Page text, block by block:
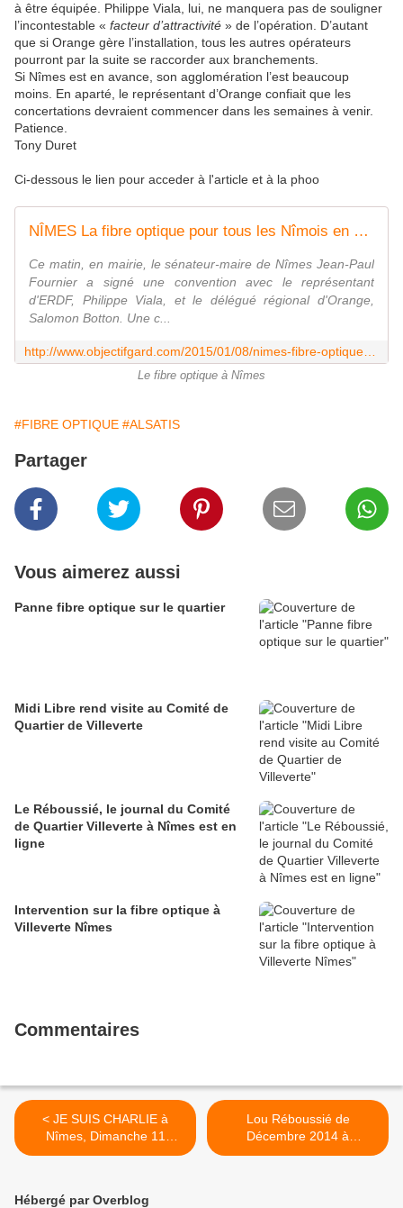
à être équipée. Philippe Viala, lui, ne manquera pas de souligner
l’incontestable « facteur d’attractivité » de l’opération. D’autant
que si Orange gère l’installation, tous les autres opérateurs
pourront par la suite se raccorder aux branchements.
Si Nîmes est en avance, son agglomération l’est beaucoup
moins. En aparté, le représentant d’Orange confiait que les
concertations devraient commencer dans les semaines à venir.
Patience.
Tony Duret
Ci-dessous le lien pour acceder à l'article et à la phoo
NÎMES La fibre optique pour tous les Nîmois en 2016 ! - Objectif Gard
Ce matin, en mairie, le sénateur-maire de Nîmes Jean-Paul
Fournier a signé une convention avec le représentant
d'ERDF, Philippe Viala, et le délégué régional d'Orange,
Salomon Botton. Une c...
Le fibre optique à Nîmes
#FIBRE OPTIQUE #ALSATIS
Partager
Vous aimerez aussi
Panne fibre optique sur le quartier
Midi Libre rend visite au Comité de
Quartier de Villeverte
Le Réboussié, le journal du Comité
de Quartier Villeverte à Nîmes est en
ligne
Intervention sur la fibre optique à
Villeverte Nîmes
Commentaires
< JE SUIS CHARLIE à
Nîmes, Dimanche 11
janvier 2014
Lou Réboussié de
Décembre 2014 à
Télécharger >
Hébergé par Overblog